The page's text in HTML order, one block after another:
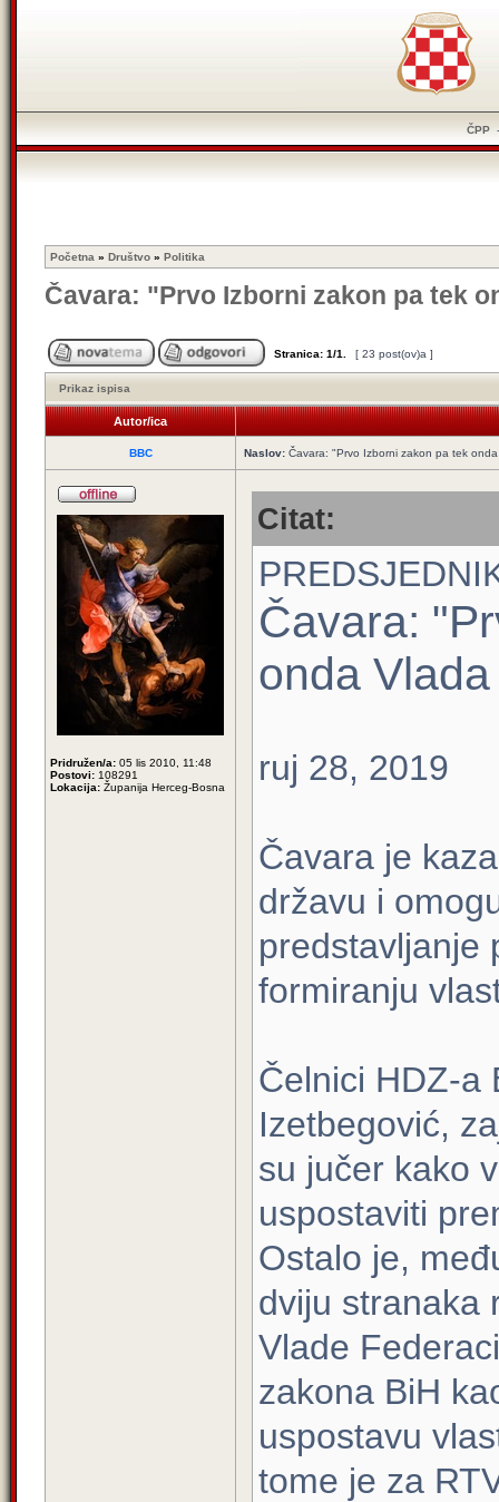
ČPP
Početna » Društvo » Politika
Čavara: "Prvo Izborni zakon pa tek
Stranica: 1/1 [ 23 post(ov)a ]
Prikaz ispisa
Autor/ica
BBC Naslov: Čavara: "Prvo Izborni zakon pa tek
Pridružen/a: 05 lis 2010, 11:48
Postovi: 108291
Lokacija: Županija Herceg-Bosna
Citat:
Čavara:
onda
ruj 28, 2019
Čavara je
državu i
predstavljanje
formiranju
Čelnici HDZ-a
Izetbegović,
su jučer kako
uspostaviti
Ostalo je,
dviju stranaka
Vlade
zakona BiH
uspostavu
tome je za